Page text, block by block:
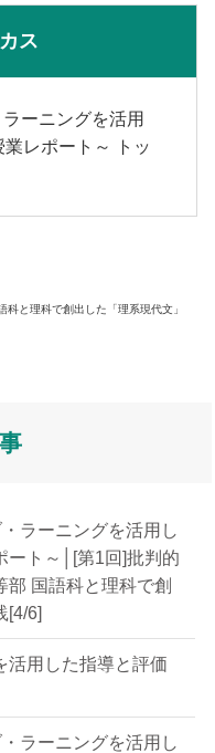
ス
ーニングを活用
レポート～ トッ
と理科で創出した「理系現代文」
ラーニングを活用し
ート～│[第1回]批判的
部 国語科と理科で創
[4/6]
活用した指導と評価
ラーニングを活用し